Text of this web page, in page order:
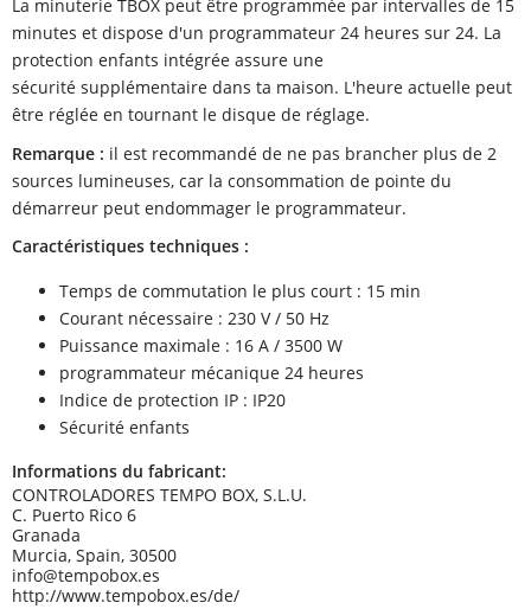
La minuterie TBOX peut être programmée par intervalles de 15
minutes et dispose d'un programmateur 24 heures sur 24. La
protection enfants intégrée assure une
sécurité supplémentaire dans ta maison. L'heure actuelle peut
être réglée en tournant le disque de réglage.
Remarque : il est recommandé de ne pas brancher plus de 2
sources lumineuses, car la consommation de pointe du
démarreur peut endommager le programmateur.
Caractéristiques techniques :
Temps de commutation le plus court : 15 min
Courant nécessaire : 230 V / 50 Hz
Puissance maximale : 16 A / 3500 W
programmateur mécanique 24 heures
Indice de protection IP : IP20
Sécurité enfants
Informations du fabricant:
CONTROLADORES TEMPO BOX, S.L.U.
C. Puerto Rico 6
Granada
Murcia, Spain, 30500
info@tempobox.es
http://www.tempobox.es/de/